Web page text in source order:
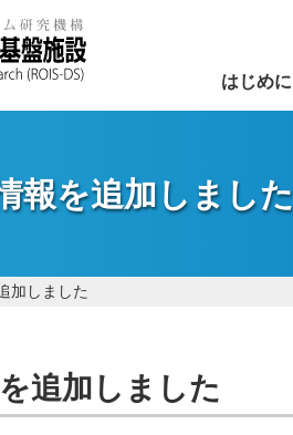
はじめに
報を追加しました
加しました
追加しました